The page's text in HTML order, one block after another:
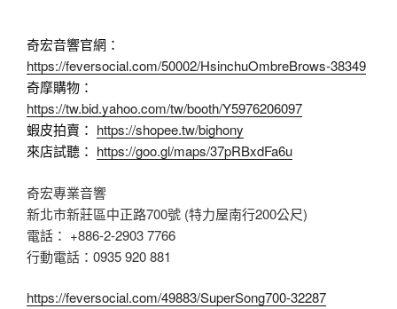
奇宏音響官網：
https://feversocial.com/50002/HsinchuOmbreBrows-38349
奇摩購物：
https://tw.bid.yahoo.com/tw/booth/Y5976206097
蝦皮拍賣： https://shopee.tw/bighony
來店試聽： https://goo.gl/maps/37pRBxdFa6u
奇宏專業音響
新北市新莊區中正路700號 (特力屋南行200公尺)
電話： +886-2-2903 7766
行動電話：0935 920 881
https://feversocial.com/49883/SuperSong700-32287